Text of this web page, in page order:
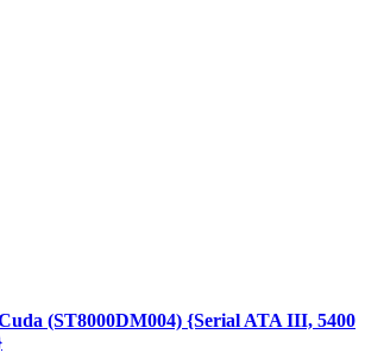
(ST8000DM004) {Serial ATA III, 5400